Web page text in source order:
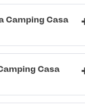
Camping Casa
Casa